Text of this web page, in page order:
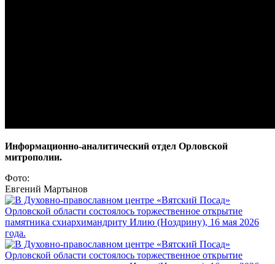
Информационно-аналитический отдел Орловской
митрополии.
Фото:
Евгений Мартынов